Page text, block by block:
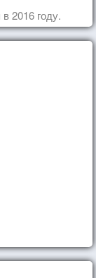
2016 году.